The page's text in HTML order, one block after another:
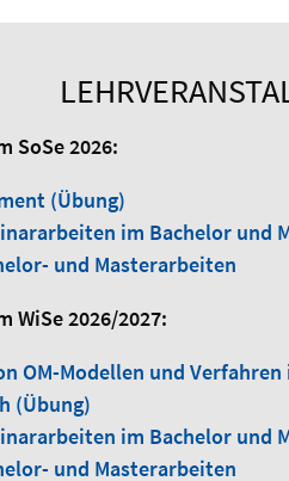
SoSe 2026:
(Übung)
im Bachelor und
und Masterarbeiten
WiSe 2026/2027:
OM-Modellen und Verfahren
(Übung)
im Bachelor und
und Masterarbeiten